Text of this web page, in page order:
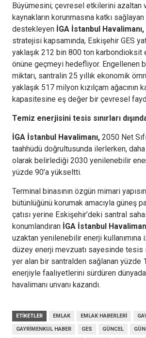
Büyümesini; çevresel etkilerini azaltan
kaynakların korunmasına katkı sağlayan
destekleyen İGA İstanbul Havalimanı,
stratejisi kapsamında, Eskişehir GES
yaklaşık 212 bin 800 ton karbondioksit
önüne geçmeyi hedefliyor. Engellenen
miktarı, santralin 25 yıllık ekonomik
yaklaşık 517 milyon kızılçam ağacının
kapasitesine eş değer bir çevresel
Temiz enerjisini tesis sınırları
İGA İstanbul Havalimanı, 2050 Net
taahhüdü doğrultusunda ilerlerken,
olarak belirlediği 2030 yenilenebilir
yüzde 90’a yükseltti.
Terminal binasının özgün mimari
bütünlüğünü korumak amacıyla güneş
çatısı yerine Eskişehir’deki santral
konumlandıran İGA İstanbul
uzaktan yenilenebilir enerji kullanımına
düzey enerji mevzuatı sayesinde tesis
yer alan bir santralden sağlanan yüzde
enerjiyle faaliyetlerini sürdüren
havalimanı unvanı kazandı.
ETIKETLER EMLAK EMLAK HABERLERI
GAYRIMENKUL HABER GES GÜNCEL